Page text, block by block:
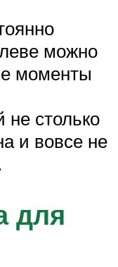
можно
моменты
не столько
и вовсе не
для